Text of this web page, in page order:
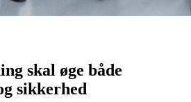
skal øge både
sikkerhed